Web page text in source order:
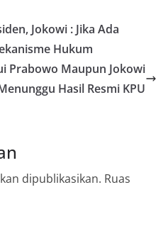
Jokowi : Jika Ada
Hukum
Prabowo Maupun Jokowi
Hasil Resmi KPU
dipublikasikan. Ruas